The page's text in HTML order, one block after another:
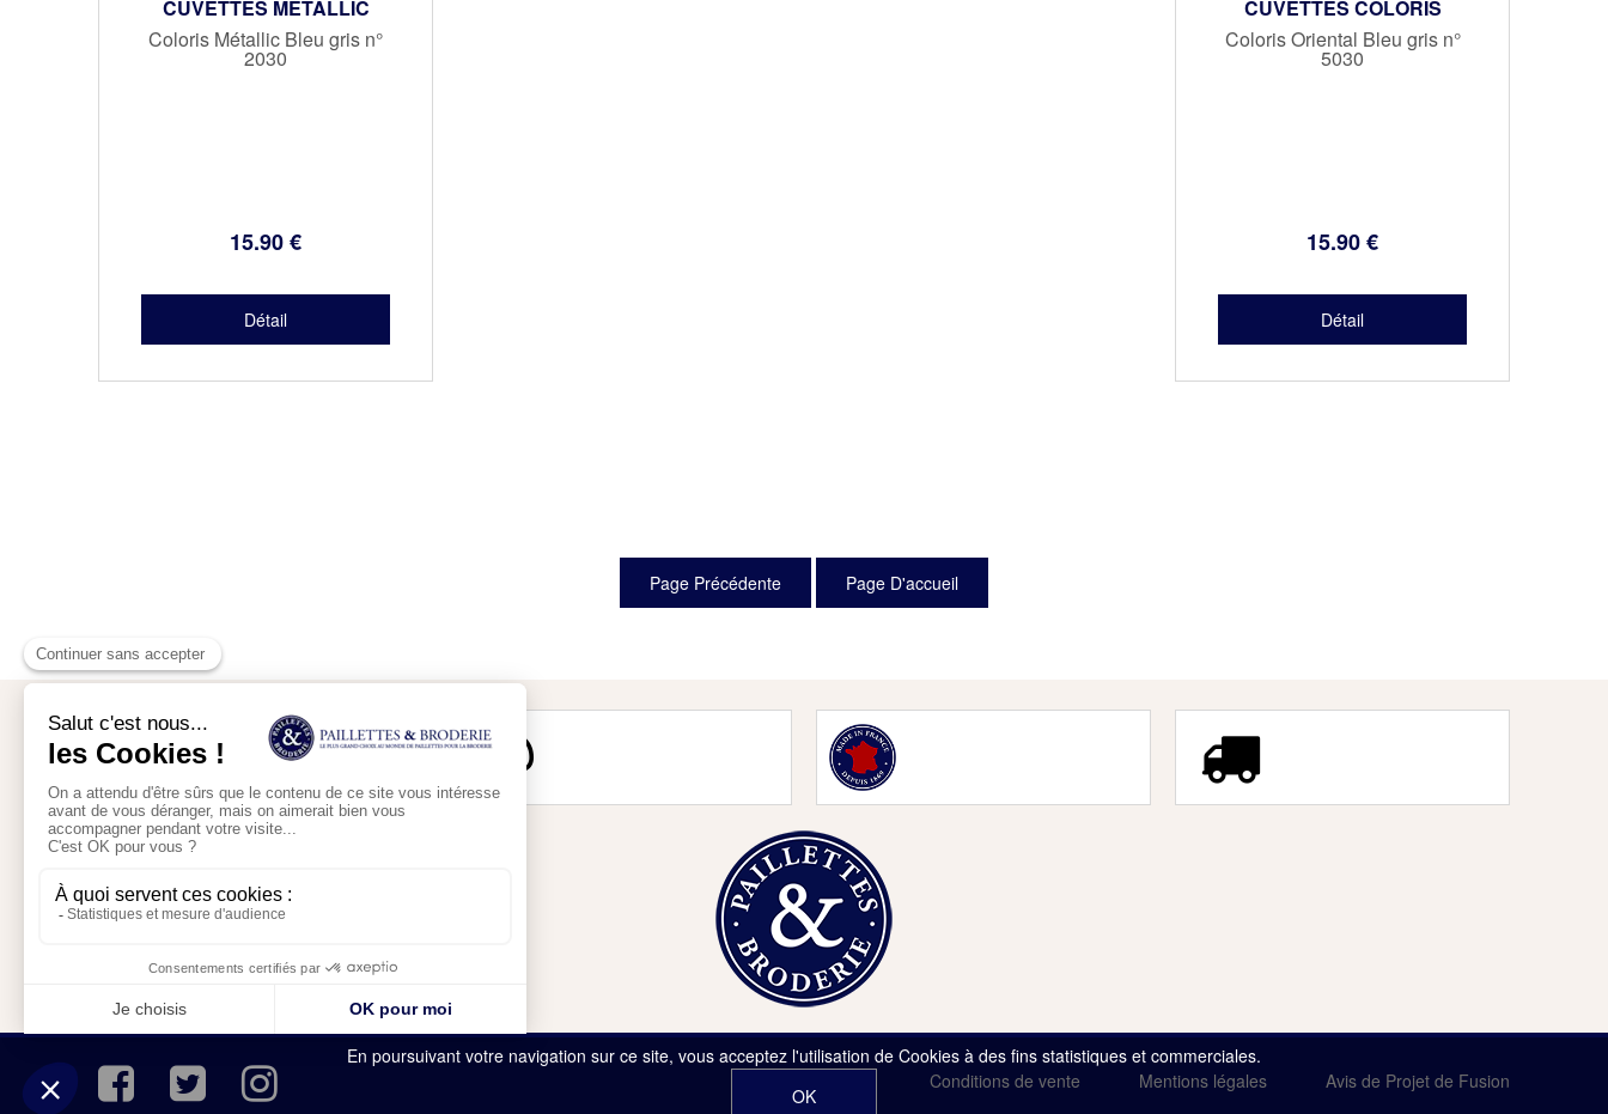
CUVETTES METALLIC
Coloris Métallic Bleu gris n°
2030
15.90€
CUVETTES COLORIS
ORIENTAL
Coloris Oriental Bleu gris n°
5030
15.90€
Mon compte
Mon panier
Conditions de vente Mentions légales Avis de Projet de Fusion
En poursuivant votre navigation sur ce site, vous acceptez l'utilisation de Cookies à des fins statistiques et commerciales.
OK